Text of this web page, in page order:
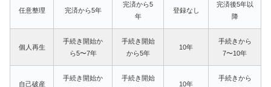
任意整理 完済から5年
完済から5
年
登録なし
完済後5年以
降
個人再生
手続き開始か
ら5〜7年
手続き開始
から5年
10年
手続きから
7〜10年
自己破産
手続き開始か
手続き開始
10年
手続きから